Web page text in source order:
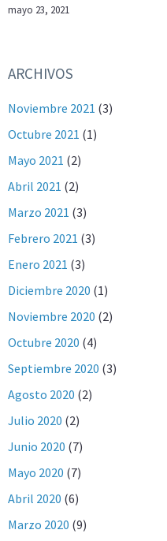
mayo 23, 2021
ARCHIVOS
Noviembre 2021 (3)
Octubre 2021 (1)
Mayo 2021 (2)
Abril 2021 (2)
Marzo 2021 (3)
Febrero 2021 (3)
Enero 2021 (3)
Diciembre 2020 (1)
Noviembre 2020 (2)
Octubre 2020 (4)
Septiembre 2020 (3)
Agosto 2020 (2)
Julio 2020 (2)
Junio 2020 (7)
Mayo 2020 (7)
Abril 2020 (6)
Marzo 2020 (9)